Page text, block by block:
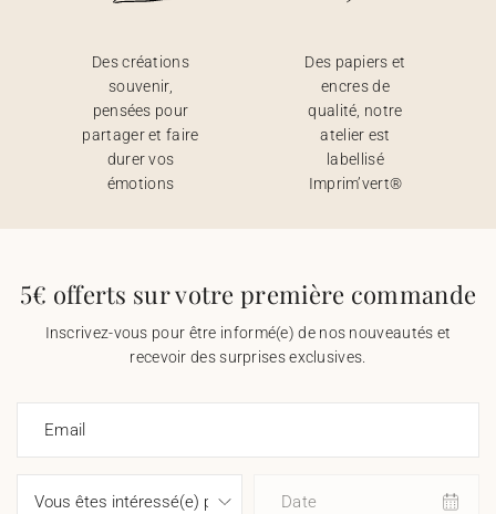
Des créations
souvenir,
pensées pour
partager et faire
durer vos
émotions
Des papiers et
encres de
qualité, notre
atelier est
labellisé
Imprim’vert®
5€ offerts sur votre première commande
Inscrivez-vous pour être informé(e) de nos nouveautés et
recevoir des surprises exclusives.
Email
Date